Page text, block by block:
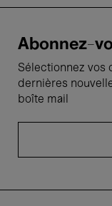
Abonnez-
Sélectionnez vos
dernières
boîte mail